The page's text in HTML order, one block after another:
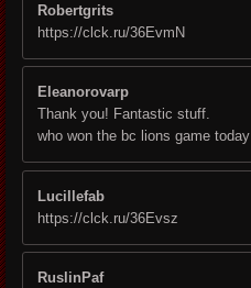
Robertgrits
https://clck.ru/36EvmN
Eleanorovarp
Thank you! Fantastic stuff.
who won the bc lions game
Lucillefab
https://clck.ru/36Evsz
RuslinPaf